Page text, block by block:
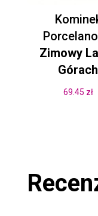
Zimowy
Górach
69.45 zł